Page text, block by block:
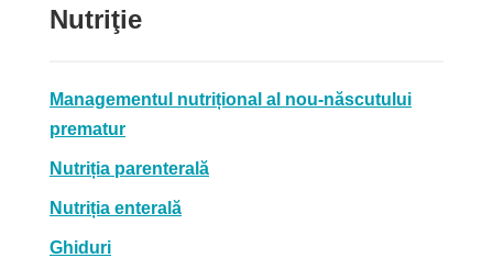
Nutriţie
Managementul nutrițional al nou-născutului
prematur
Nutriția parenterală
Nutriția enterală
Ghiduri